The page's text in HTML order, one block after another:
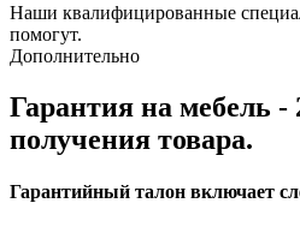
Наши квалифицированные
помогут.
Дополнительно
Гарантия на мебель -
получения товара.
Гарантийный талон включает